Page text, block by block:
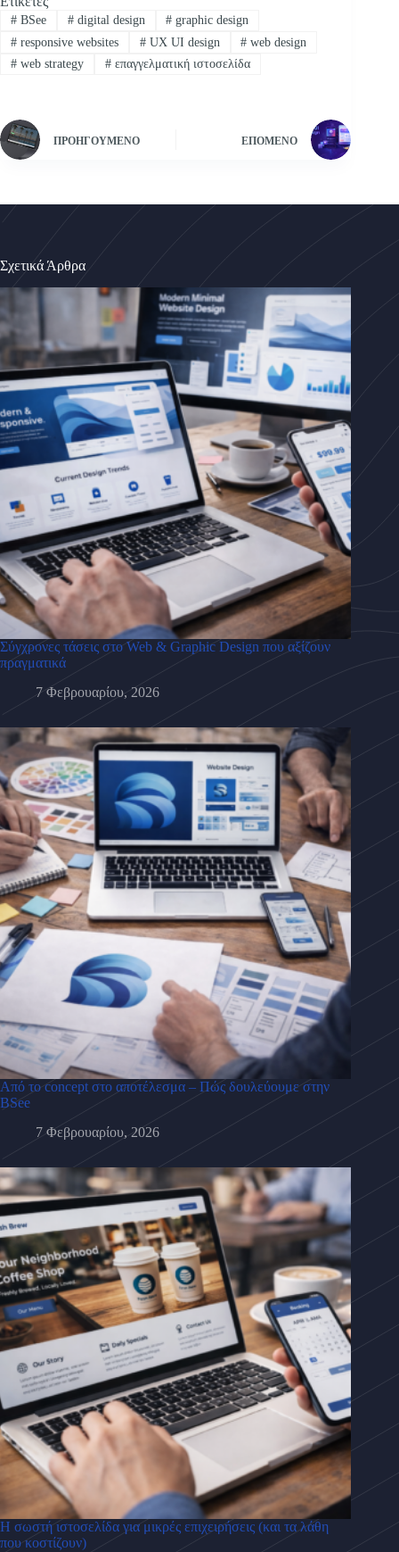
#BSee #digital design # graphic design
#responsive websites #UX UI design # web design
#web strategy #επαγγελματική ιστοσελίδα
ΠΡΟΗΓΟΎΜΕΝΟ ΕΠΌΜΕΝΟ
Σχετικά Άρθρα
Σύγχρονες τάσεις στο Web & Graphic Design που αξίζουν
πραγματικά
7 Φεβρουαρίου, 2026
Από το concept στο αποτέλεσμα – Πώς δουλεύουμε στην
BSee
7 Φεβρουαρίου, 2026
Η σωστή ιστοσελίδα για μικρές επιχειρήσεις (και τα λάθη
που κοστίζουν)